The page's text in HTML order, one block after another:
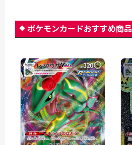
ポケモンカードおすすめ商品